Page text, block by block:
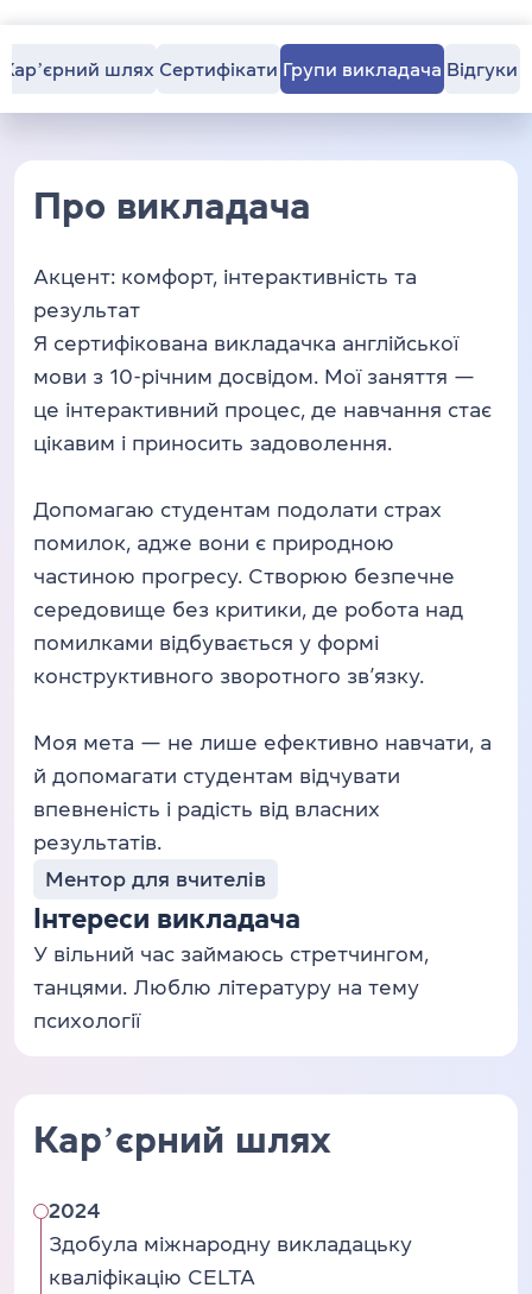
Карʼєрний шлях Сертифікати Групи викладача Відгуки
Про викладача
Акцент: комфорт, інтерактивність та
результат
Я сертифікована викладачка англійської
мови з 10-річним досвідом. Мої заняття —
це інтерактивний процес, де навчання стає
цікавим і приносить задоволення.
Допомагаю студентам подолати страх
помилок, адже вони є природною
частиною прогресу. Створюю безпечне
середовище без критики, де робота над
помилками відбувається у формі
конструктивного зворотного зв’язку.
Моя мета — не лише ефективно навчати, а
й допомагати студентам відчувати
впевненість і радість від власних
результатів.
Ментор для вчителів
Інтереси викладача
У вільний час займаюсь стретчингом,
танцями. Люблю літературу на тему
психології
Карʼєрний шлях
2024
Здобула міжнародну викладацьку
кваліфікацію CELTA